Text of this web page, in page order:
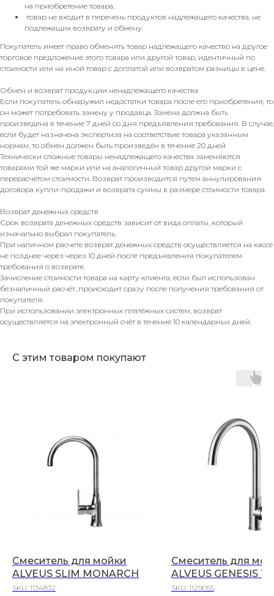
на приобретение товара;
товар не входит в перечень продуктов надлежащего качества, не
подлежащих возврату и обмену.
Покупатель имеет право обменять товар надлежащего качество на другое
торговое предложение этого товара или другой товар, идентичный по
стоимости или на иной товар с доплатой или возвратом разницы в цене.
Обмен и возврат продукции ненадлежащего качества
Если покупатель обнаружил недостатки товара после его приобретения, то
он может потребовать замену у продавца. Замена должна быть
произведена в течение 7 дней со дня предъявления требования. В случае,
если будет назначена экспертиза на соответствие товара указанным
нормам, то обмен должен быть произведён в течение 20 дней.
Технически сложные товары ненадлежащего качества заменяются
товарами той же марки или на аналогичный товар другой марки с
перерасчётом стоимости. Возврат производится путем аннулирования
договора купли-продажи и возврата суммы в размере стоимости товара.
Возврат денежных средств
Срок возврата денежных средств зависит от вида оплаты, который
изначально выбрал покупатель.
При наличном расчете возврат денежных средств осуществляется на кассе
не позднее через через 10 дней после предъявления покупателем
требования о возврате.
Зачисление стоимости товара на карту клиента, если был использован
безналичный расчёт, происходит сразу после получения требования от
покупателя.
При использовании электронных платёжных систем, возврат
осуществляется на электронный счёт в течение 10 календарных дней.
С этим товаром покупают
Смеситель для мойки
ALVEUS SLIM MONARCH
SKU: 1134832
Смеситель для
ALVEUS GENESIS
SKU: 1129055